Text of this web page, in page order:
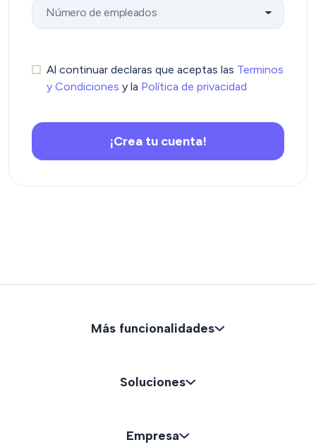
Al continuar declaras que aceptas las Terminos
y Condiciones y la Política de privacidad
¡Crea tu cuenta!
Más funcionalidades
Soluciones
Empresa